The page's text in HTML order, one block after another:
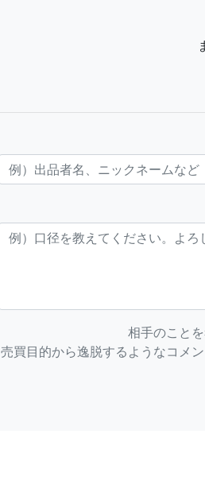
相手のこと
売買目的から逸脱するようなコメ